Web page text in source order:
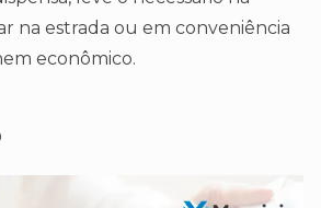
na estrada ou em conveniência
econômico.